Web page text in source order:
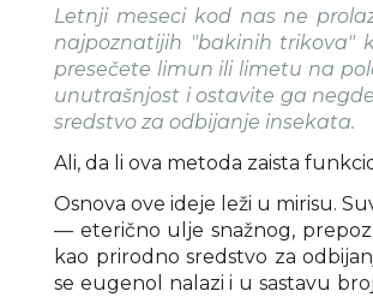
Letnji meseci kod nas ne
najpoznatijih "bakinih trikova"
presečete limun ili limetu na
unutrašnjost i ostavite ga
sredstvo za odbijanje insekata.
Ali, da li ova metoda zaista
Osnova ove ideje leži u mirisu.
— eterično ulje snažnog,
kao prirodno sredstvo za
se eugenol nalazi i u sastavu